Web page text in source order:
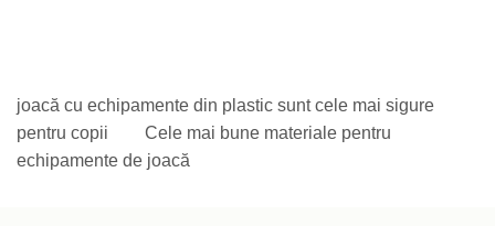
joacă cu echipamente din plastic sunt cele mai sigure
pentru copii
Cele mai bune materiale pentru
echipamente de joacă